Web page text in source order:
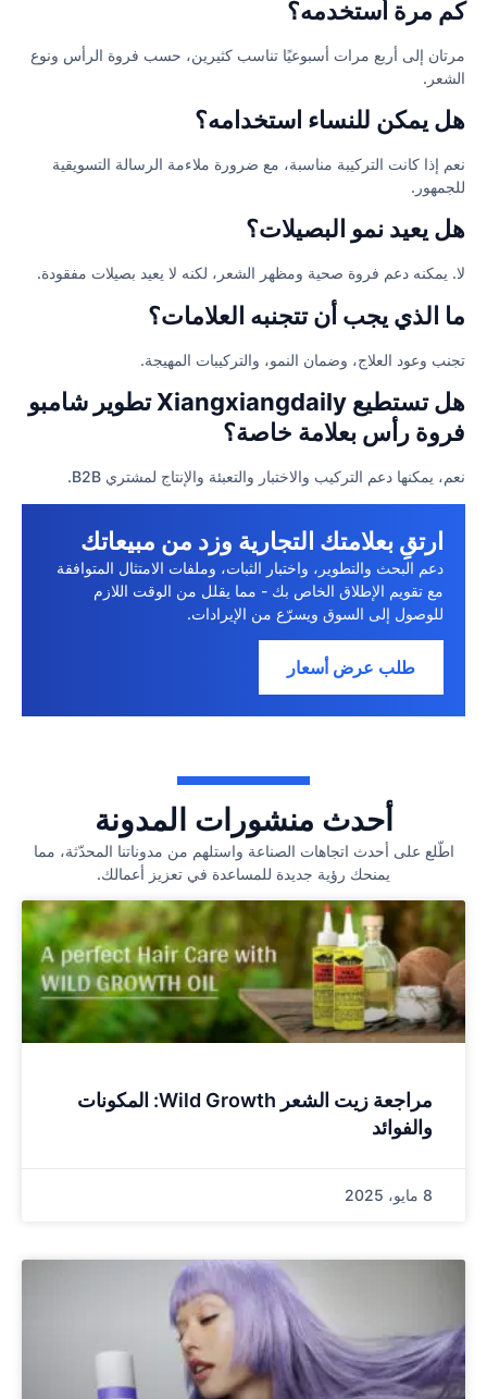
كم مرة أستخدمه؟
مرتان إلى أربع مرات أسبوعيًا تناسب كثيرين، حسب فروة الرأس ونوع
الشعر.
هل يمكن للنساء استخدامه؟
نعم إذا كانت التركيبة مناسبة، مع ضرورة ملاءمة الرسالة التسويقية
للجمهور.
هل يعيد نمو البصيلات؟
لا. يمكنه دعم فروة صحية ومظهر الشعر، لكنه لا يعيد بصيلات مفقودة.
ما الذي يجب أن تتجنبه العلامات؟
تجنب وعود العلاج، وضمان النمو، والتركيبات المهيجة.
هل تستطيع Xiangxiangdaily تطوير شامبو
فروة رأس بعلامة خاصة؟
نعم، يمكنها دعم التركيب والاختبار والتعبئة والإنتاج لمشتري B2B.
ارتقِ بعلامتك التجارية وزد من مبيعاتك
دعم البحث والتطوير، واختبار الثبات، وملفات الامتثال المتوافقة
مع تقويم الإطلاق الخاص بك - مما يقلل من الوقت اللازم
للوصول إلى السوق ويسرّع من الإيرادات.
طلب عرض أسعار
أحدث منشورات المدونة
اطّلع على أحدث اتجاهات الصناعة واستلهم من مدوناتنا المحدّثة، مما
يمنحك رؤية جديدة للمساعدة في تعزيز أعمالك.
مراجعة زيت الشعر Wild Growth: المكونات
والفوائد
8 مايو، 2025